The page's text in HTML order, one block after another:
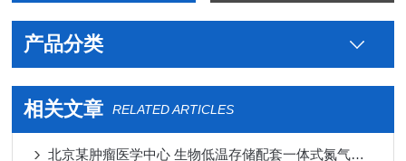
产品分类
相关文章 RELATED ARTICLES
北京某肿瘤医学中心 生物低温存储配套一体式氮气发生器